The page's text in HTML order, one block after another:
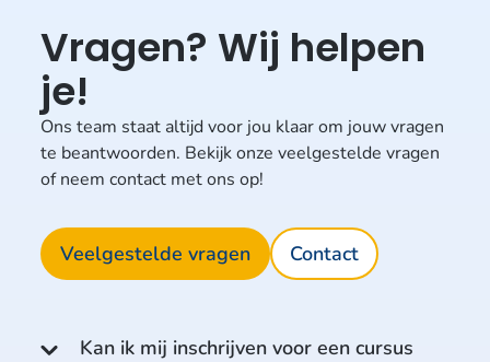
Vragen? Wij helpen
je!
Ons team staat altijd voor jou klaar om jouw vragen
te beantwoorden. Bekijk onze veelgestelde vragen
of neem contact met ons op!
Veelgestelde vragen Contact
Kan ik mij inschrijven voor een cursus